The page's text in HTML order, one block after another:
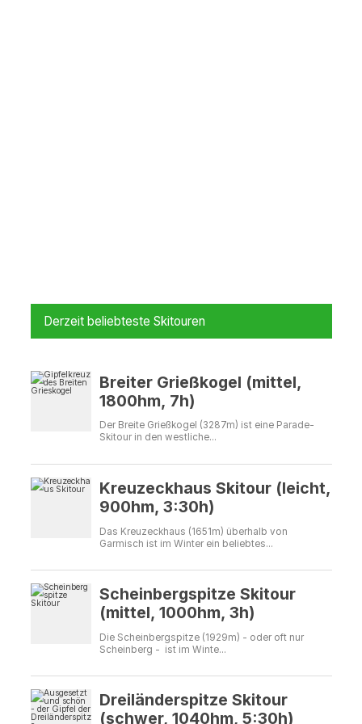
Derzeit beliebteste Skitouren